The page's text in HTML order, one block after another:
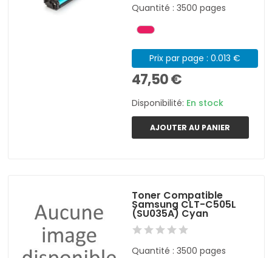
Quantité : 3500 pages
Prix par page : 0.013 €
47,50 €
Disponibilité: En stock
AJOUTER AU PANIER
Toner Compatible
Samsung CLT-C505L
(SU035A) Cyan
Quantité : 3500 pages